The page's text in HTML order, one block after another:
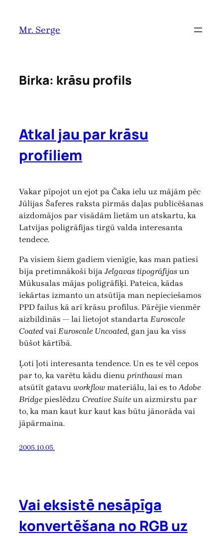
saturu
Mr. Serge
Birka: krāsu profils
Atkal jau par krāsu
profiliem
Vakar pīpojot un ejot pa Čaka ielu uz mājām pēc
Jūlijas Šaferes raksta pirmās daļas publicēšanas
aizdomājos par visādām lietām un atskartu, ka
Latvijas poligrāfijas tirgū valda interesanta
tendece.
Pa visiem šiem gadiem vienīgie, kas man patiesi
bija pretimnākoši bija Jelgavas tipogrāfijas un
Mūkusalas mājas poligrāfiķi. Pateica, kādas
iekārtas izmanto un atsūtīja man nepieciešamos
PPD failus kā arī krāsu profilus. Pārējie vienmēr
aizbildinās — lai lietojot standarta Euroscale
Coated vai Euroscale Uncoated, gan jau ka viss
būšot kārtībā.
Ļoti ļoti interesanta tendence. Un es te vēl cepos
par to, ka varētu kādu dienu printhausi man
atsūtīt gatavu workflow materiālu, lai es to Adobe
Bridgepieslēdzu Creative Suiteun aizmirstu par
to, ka man kaut kur kaut kas būtu jānorāda vai
jāpārmaina.
2005.10.05.
Vai eksistē nesāpīga
konvertēšana no RGB uz